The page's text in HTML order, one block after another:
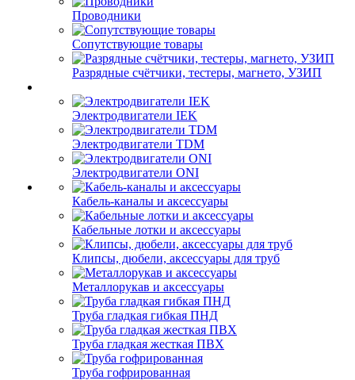
Проводники
Сопутствующие товары
Разрядные счётчики, тестеры, магнето, УЗИП
Электродвигатели IEK
Электродвигатели TDM
Электродвигатели ONI
Кабель-каналы и аксессуары
Кабельные лотки и аксессуары
Клипсы, дюбели, аксессуары для труб
Металлорукав и аксессуары
Труба гладкая гибкая ПНД
Труба гладкая жесткая ПВХ
Труба гофрированная